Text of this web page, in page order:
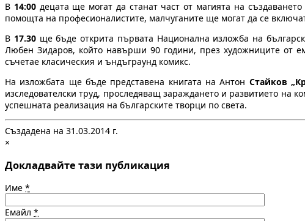
В 14:00децата ще могат да станат част от магията на
помощта на професионалистите, малчуганите ще могат да се
В 17.30ще бъде открита първата Национална изложба на
Любен Зидаров, който навърши 90 години, през художниците от
съчетае класическия и ъндъграунд комикс.
На изложбата ще бъде представена книгата на Антон Стайков
изследователски труд, проследяващ зараждането и развитието на
успешната реализация на българските творци по света.
Създадена на 31.03.2014 г.
×
Докладвайте тази публикация
Име *
Емайл *